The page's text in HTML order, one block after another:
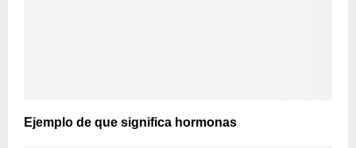
Ejemplo de que significa hormonas